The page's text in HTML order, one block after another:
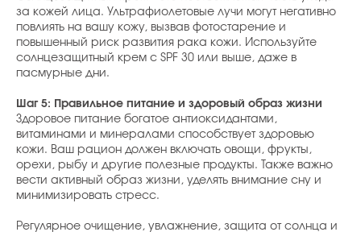
за кожей лица. Ультрафиолетовые лучи могут негативно
повлиять на вашу кожу, вызвав фотостарение и
повышенный риск развития рака кожи. Используйте
солнцезащитный крем с SPF 30 или выше, даже в
пасмурные дни.
Шаг 5: Правильное питание и здоровый образ жизни
Здоровое питание богатое антиоксидантами,
витаминами и минералами способствует здоровью
кожи. Ваш рацион должен включать овощи, фрукты,
орехи, рыбу и другие полезные продукты. Также важно
вести активный образ жизни, уделять внимание сну и
минимизировать стресс.
Регулярное очищение, увлажнение, защита от солнца и